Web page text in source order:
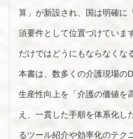
算」が新設され、国は明確に
須要件として位置づけていま
だけではどうにもならなくな
本書は、数多くの介護現場の
生産性向上を「介護の価値を
え、一貫した手順を体系化し
るツール紹介や効率化のテク